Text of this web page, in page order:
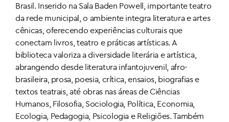
Brasil. Inserido na Sala Baden Powell, importante teatro
da rede municipal, o ambiente integra literatura e artes
cênicas, oferecendo experiências culturais que
conectam livros, teatro e práticas artísticas. A
biblioteca valoriza a diversidade literária e artística,
abrangendo desde literatura infantojuvenil, afro-
brasileira, prosa, poesia, crítica, ensaios, biografias e
textos teatrais, até obras nas áreas de Ciências
Humanos, Filosofia, Sociologia, Política, Economia,
Ecologia, Pedagogia, Psicologia e Religiões. Também